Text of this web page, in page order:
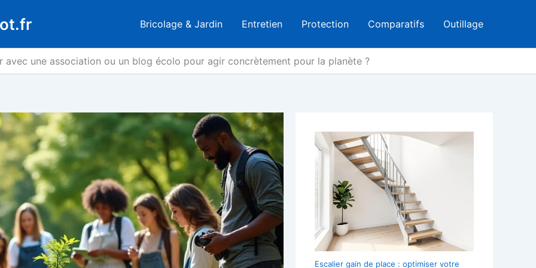
Bricolage & Jardin Entretien Protection Comparatifs Outillage
avec une association ou un blog écolo pour agir concrètement pour la planète ?
Escalier gain de place : optimiser votre